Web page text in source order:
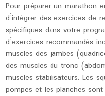
Pour préparer un marathon
d’intégrer des exercices de
spécifiques dans votre
d’exercices recommandés
muscles des jambes
des muscles du tronc
muscles stabilisateurs. Les
pompes et les planches sont